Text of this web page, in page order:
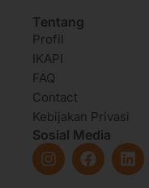
Tentang
Profil
IKAPI
FAQ
Contact
Kebijakan Privasi
Sosial Media
I
n
F
a
L
i